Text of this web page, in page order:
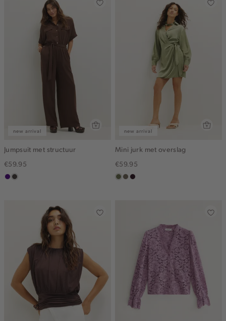
new arrival
Jumpsuit met structuur
€59.95
indigochoco
new arrival
Mini jurk met overslag
€59.95
groen,
middenbruin
bordeaux,